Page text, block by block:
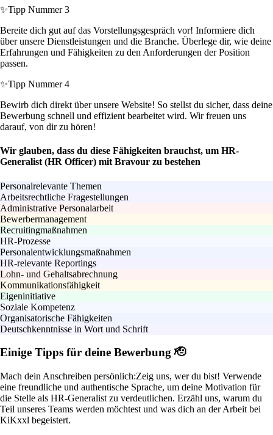
✨Tipp Nummer 3
Bereite dich gut auf das Vorstellungsgespräch vor! Informiere dich
über unsere Dienstleistungen und die Branche. Überlege dir, wie deine
Erfahrungen und Fähigkeiten zu den Anforderungen der Position
passen.
✨Tipp Nummer 4
Bewirb dich direkt über unsere Website! So stellst du sicher, dass deine
Bewerbung schnell und effizient bearbeitet wird. Wir freuen uns
darauf, von dir zu hören!
Wir glauben, dass du diese Fähigkeiten brauchst, um HR-
Generalist (HR Officer) mit Bravour zu bestehen
Personalrelevante Themen
Arbeitsrechtliche Fragestellungen
Administrative Personalarbeit
Bewerbermanagement
Recruitingmaßnahmen
HR-Prozesse
Personalentwicklungsmaßnahmen
HR-relevante Reportings
Lohn- und Gehaltsabrechnung
Kommunikationsfähigkeit
Eigeninitiative
Soziale Kompetenz
Organisatorische Fähigkeiten
Deutschkenntnisse in Wort und Schrift
Einige Tipps für deine Bewerbung 🫡
Mach dein Anschreiben persönlich:Zeig uns, wer du bist! Verwende
eine freundliche und authentische Sprache, um deine Motivation für
die Stelle als HR-Generalist zu verdeutlichen. Erzähl uns, warum du
Teil unseres Teams werden möchtest und was dich an der Arbeit bei
KiKxxl begeistert.